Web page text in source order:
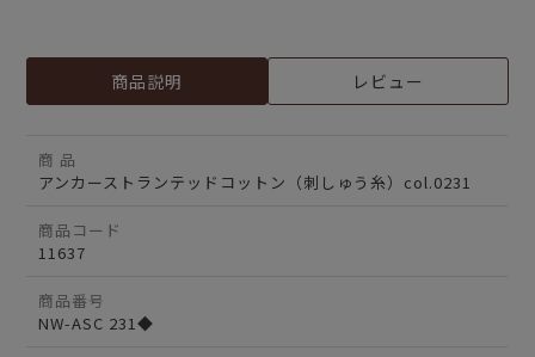
商品説明 レビュー
商 品
アンカーストランテッドコットン（刺しゅう糸）col.0231
商品コード
11637
商品番号
NW-ASC 231◆